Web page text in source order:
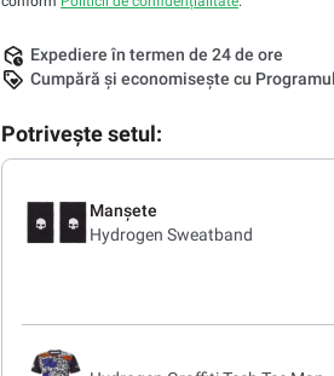
Expediere în termen de 24 de ore
Cumpără și economisește cu
Potrivește setul:
Manșete
Hydrogen Sweatband